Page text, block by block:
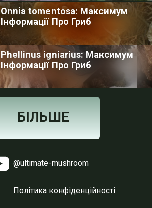
Onnia tomentosa: Максимум
Інформації Про Гриб
Phellinus igniarius: Максимум
Інформації Про Гриб
БІЛЬШЕ
@ultimate-mushroom
Політика конфіденційності